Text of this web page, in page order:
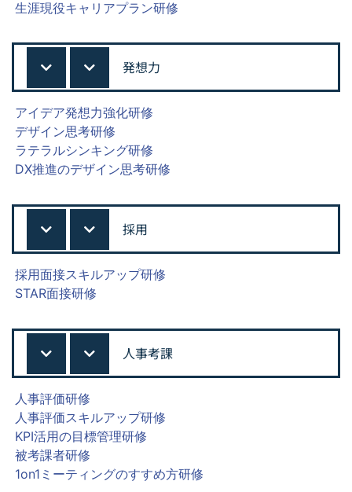
生涯現役キャリアプラン研修
発想力
アイデア発想力強化研修
デザイン思考研修
ラテラルシンキング研修
DX推進のデザイン思考研修
採用
採用面接スキルアップ研修
STAR面接研修
人事考課
人事評価研修
人事評価スキルアップ研修
KPI活用の目標管理研修
被考課者研修
1on1ミーティングのすすめ方研修